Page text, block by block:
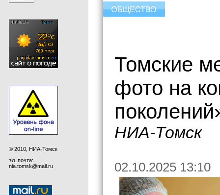
© 2010, НИА-Томск
эл. почта:
nia.tomsk@mail.ru
Томские
фото на
НИА-Томск
02.10.2025 13:10